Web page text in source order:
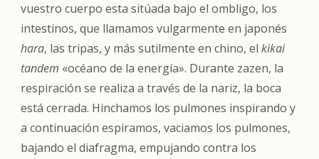
vuestro cuerpo esta sitúada bajo el ombligo, los
intestinos, que llamamos vulgarmente en japonés
hara, las tripas, y más sutilmente en chino, el kikai
tandem «océano de la energía». Durante zazen, la
respiración se realiza a través de la nariz, la boca
está cerrada. Hinchamos los pulmones inspirando y
a continuación espiramos, vaciamos los pulmones,
bajando el diafragma, empujando contra los